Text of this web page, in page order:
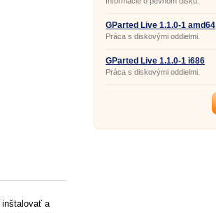
inštalovať a
GParted Live 1.1.0-1 amd64
Práca s diskovými oddielmi.
GParted Live 1.1.0-1 i686
Práca s diskovými oddielmi.